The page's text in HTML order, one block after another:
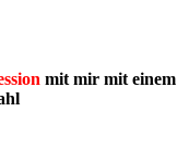
mit mir mit einem